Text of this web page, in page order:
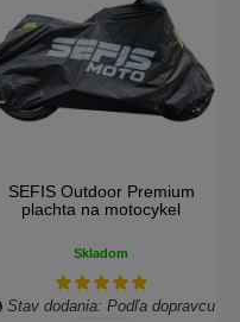
SEFIS Outdoor Premium
plachta na motocykel
Skladom
Stav dodania: Podľa dopravcu